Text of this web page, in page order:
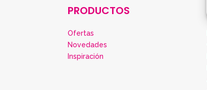
PRODUCTOS
Ofertas
Novedades
Inspiración